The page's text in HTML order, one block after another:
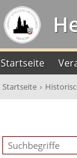
Startseite
Startseite ›